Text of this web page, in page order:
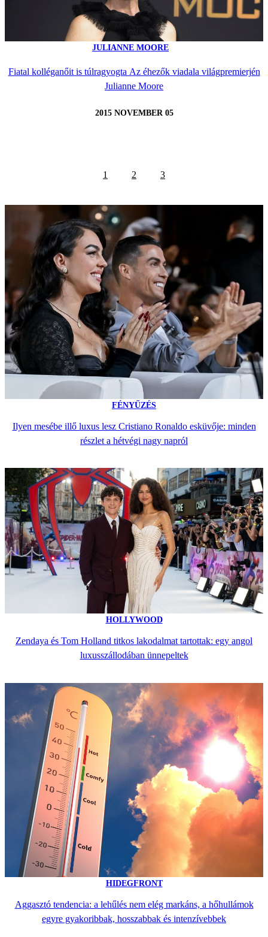
JULIANNE MOORE
Fiatal kolléganőit is túlragyogta Az éhezők viadala világpremierjén
Julianne Moore
2015 NOVEMBER 05
1 2 3
FÉNYŰZÉS
Ilyen mesébe illő luxus lesz Cristiano Ronaldo esküvője: minden
részlet a hétvégi nagy napról
HOLLYWOOD
Zendaya és Tom Holland titkos lakodalmat tartottak: egy angol
luxusszállodában ünnepeltek
HIDEGFRONT
Aggasztó tendencia: a lehűlés nem elég markáns, a hőhullámok
egyre gyakoribbak, hosszabbak és intenzívebbek